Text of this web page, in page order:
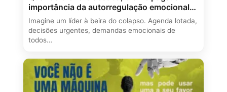
importância da autorregulação emocional
na liderança
Imagine um líder à beira do colapso. Agenda lotada,
decisões urgentes, demandas emocionais de
todos…